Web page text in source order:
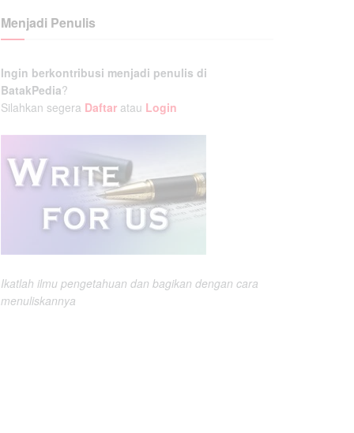
Menjadi Penulis
Ingin berkontribusi menjadi penulis di
BatakPedia?
Silahkan segera Daftar atau Login
Ikatlah ilmu pengetahuan dan bagikan dengan cara
menuliskannya